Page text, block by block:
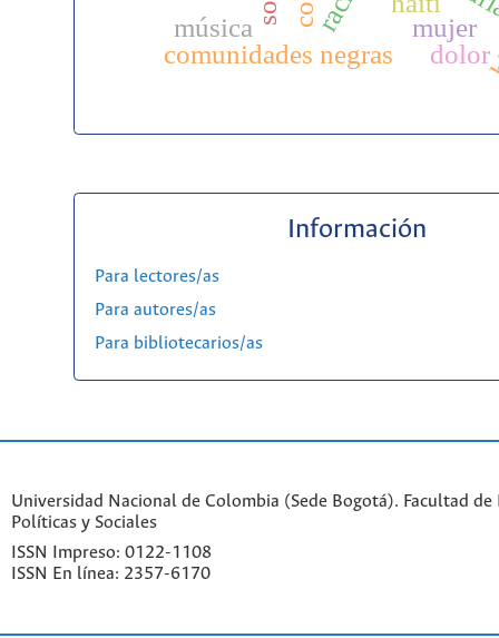
comunidades negras
música
mujer
dolor
Información
Para lectores/as
Para autores/as
Para bibliotecarios/as
Universidad Nacional de Colombia (Sede Bogotá). Facultad de
Políticas y Sociales
ISSN Impreso: 0122-1108
ISSN En línea: 2357-6170